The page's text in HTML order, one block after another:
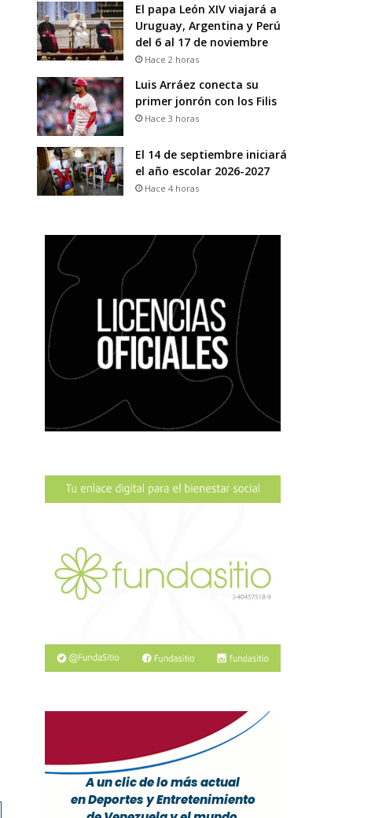
El papa León XIV viajará a
Uruguay, Argentina y Perú
del 6 al 17 de noviembre
Hace 2 horas
Luis Arráez conecta su
primer jonrón con los Filis
Hace 3 horas
El 14 de septiembre iniciará
el año escolar 2026-2027
Hace 4 horas